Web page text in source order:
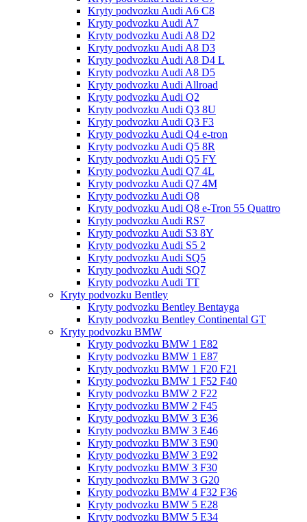
Kryty podvozku Audi A6 C8
Kryty podvozku Audi A7
Kryty podvozku Audi A8 D2
Kryty podvozku Audi A8 D3
Kryty podvozku Audi A8 D4 L
Kryty podvozku Audi A8 D5
Kryty podvozku Audi Allroad
Kryty podvozku Audi Q2
Kryty podvozku Audi Q3 8U
Kryty podvozku Audi Q3 F3
Kryty podvozku Audi Q4 e-tron
Kryty podvozku Audi Q5 8R
Kryty podvozku Audi Q5 FY
Kryty podvozku Audi Q7 4L
Kryty podvozku Audi Q7 4M
Kryty podvozku Audi Q8
Kryty podvozku Audi Q8 e-Tron 55 Quattro
Kryty podvozku Audi RS7
Kryty podvozku Audi S3 8Y
Kryty podvozku Audi S5 2
Kryty podvozku Audi SQ5
Kryty podvozku Audi SQ7
Kryty podvozku Audi TT
Kryty podvozku Bentley
Kryty podvozku Bentley Bentayga
Kryty podvozku Bentley Continental GT
Kryty podvozku BMW
Kryty podvozku BMW 1 E82
Kryty podvozku BMW 1 E87
Kryty podvozku BMW 1 F20 F21
Kryty podvozku BMW 1 F52 F40
Kryty podvozku BMW 2 F22
Kryty podvozku BMW 2 F45
Kryty podvozku BMW 3 E36
Kryty podvozku BMW 3 E46
Kryty podvozku BMW 3 E90
Kryty podvozku BMW 3 E92
Kryty podvozku BMW 3 F30
Kryty podvozku BMW 3 G20
Kryty podvozku BMW 4 F32 F36
Kryty podvozku BMW 5 E28
Kryty podvozku BMW 5 E34